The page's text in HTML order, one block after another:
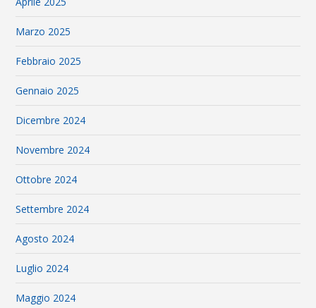
Marzo 2025
Febbraio 2025
Gennaio 2025
Dicembre 2024
Novembre 2024
Ottobre 2024
Settembre 2024
Agosto 2024
Luglio 2024
Maggio 2024